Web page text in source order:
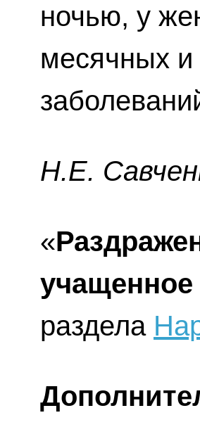
ночью, у
месячных и
H.E.
«
учащенное
раздела